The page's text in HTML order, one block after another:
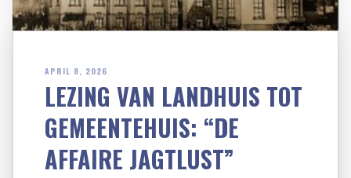
APRIL 8, 2026
LEZING VAN LANDHUIS TOT
GEMEENTEHUIS: “DE
AFFAIRE JAGTLUST”